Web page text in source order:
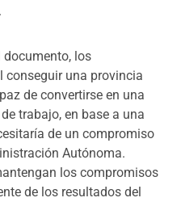
documento, los
conseguir una provincia
de convertirse en una
trabajo, en base a una
de un compromiso
Autónoma.
los compromisos
de los resultados del